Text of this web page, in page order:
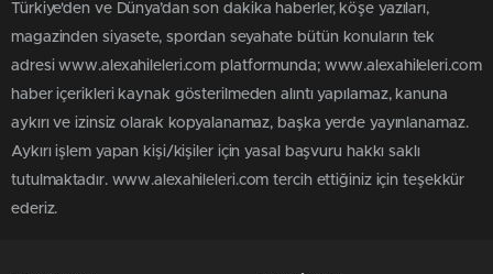
Türkiye'den ve Dünya’dan son dakika haberler, köşe yazıları,
magazinden siyasete, spordan seyahate bütün konuların tek
adresi www.alexahileleri.com platformunda; www.alexahileleri.com
haber içerikleri kaynak gösterilmeden alıntı yapılamaz, kanuna
aykırı ve izinsiz olarak kopyalanamaz, başka yerde yayınlanamaz.
Aykırı işlem yapan kişi/kişiler için yasal başvuru hakkı saklı
tutulmaktadır. www.alexahileleri.com tercih ettiğiniz için teşekkür
ederiz.